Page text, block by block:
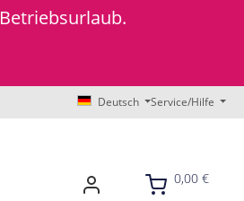
Betriebsurlaub.
Deutsch Service/Hilfe
0,00 €